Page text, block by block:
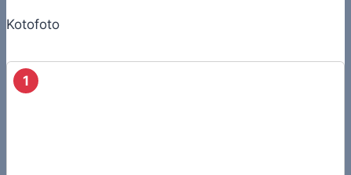
Kotofoto
1